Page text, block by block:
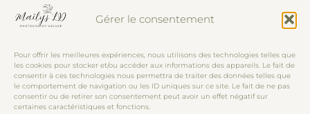
Gérer le consentement
Pour offrir les meilleures expériences, nous utilisons des technologies telles que
les cookies pour stocker et/ou accéder aux informations des appareils. Le fait de
consentir à ces technologies nous permettra de traiter des données telles que
le comportement de navigation ou les ID uniques sur ce site. Le fait de ne pas
consentir ou de retirer son consentement peut avoir un effet négatif sur
certaines caractéristiques et fonctions.
France, Suisse, Italie, Angleterre, Europe, Canada, Etats-
Unis, Asie.